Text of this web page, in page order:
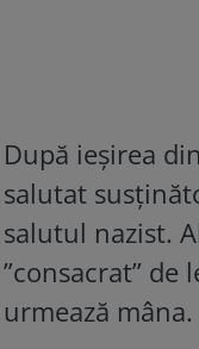
După ieșirea
salutat
salutul nazist.
”consacrat” de
urmează mâna.